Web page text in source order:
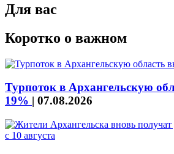
Для вас
Коротко о важном
Турпоток в Архангельскую
19% | 07.08.2026